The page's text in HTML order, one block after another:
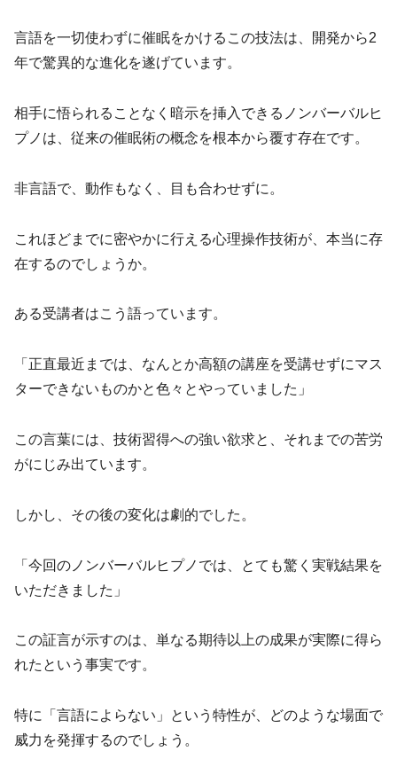
言語を一切使わずに催眠をかけるこの技法は、開発から2
年で驚異的な進化を遂げています。
相手に悟られることなく暗示を挿入できるノンバーバルヒ
プノは、従来の催眠術の概念を根本から覆す存在です。
非言語で、動作もなく、目も合わせずに。
これほどまでに密やかに行える心理操作技術が、本当に存
在するのでしょうか。
ある受講者はこう語っています。
「正直最近までは、なんとか高額の講座を受講せずにマス
ターできないものかと色々とやっていました」
この言葉には、技術習得への強い欲求と、それまでの苦労
がにじみ出ています。
しかし、その後の変化は劇的でした。
「今回のノンバーバルヒプノでは、とても驚く実戦結果を
いただきました」
この証言が示すのは、単なる期待以上の成果が実際に得ら
れたという事実です。
特に「言語によらない」という特性が、どのような場面で
威力を発揮するのでしょう。